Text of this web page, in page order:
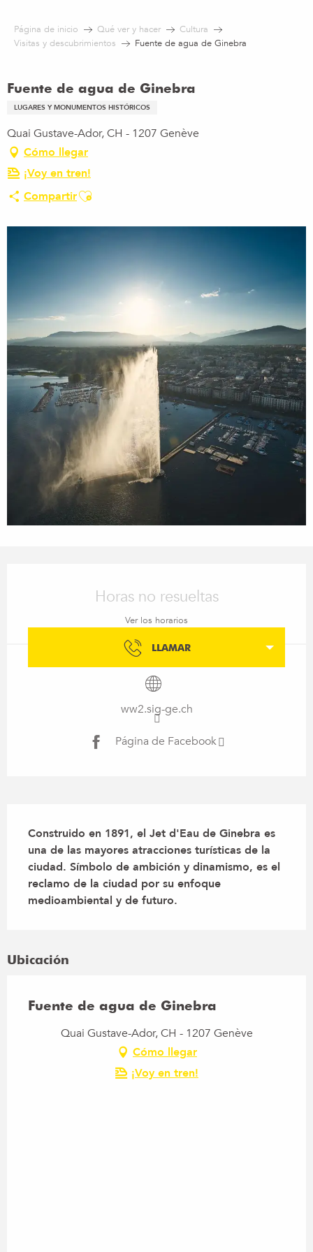
contenu
Página de inicio Qué ver y hacer
Cultura
Visitas y descubrimientos
Fuente de agua de Ginebra
Fuente de agua de Ginebra
LUGARES Y MONUMENTOS HISTÓRICOS
Quai Gustave-Ador, CH - 1207 Genève
Cómo llegar
¡Voy en tren!
CompartirAjouter aux favoris
Horas no resueltas
Ver los horarios
LLAMAR
ww2.sig-ge.ch
Página de Facebook
Construido en 1891, el Jet d'Eau de Ginebra es
una de las mayores atracciones turísticas de la
ciudad. Símbolo de ambición y dinamismo, es el
reclamo de la ciudad por su enfoque
medioambiental y de futuro.
Ubicación
Fuente de agua de Ginebra
Quai Gustave-Ador, CH - 1207 Genève
Cómo llegar
¡Voy en tren!